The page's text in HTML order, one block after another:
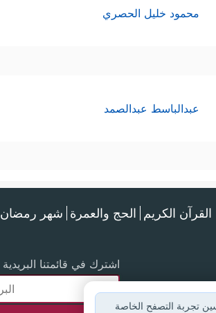
محمود خليل الحصري
عبدالباسط عبدالصمد
القرآن الكريم الحج والعمرة شهر رمضان
اشترك في قائمتنا البريدية
تجربة التصفح الخاصة